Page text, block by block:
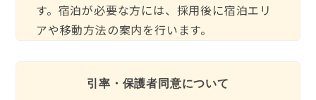
す。宿泊が必要な方には、採用後に宿泊エリ
アや移動方法の案内を行います。
引率・保護者同意について